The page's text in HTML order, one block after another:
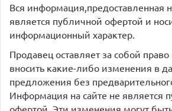
Вся информация,предоставленная
является публичной офертой и
информационный характер.
Продавец оставляет за собой
вносить какие-либо изменения в
предложения без
Информация на сайте не является
офертой. Эти изменения могут